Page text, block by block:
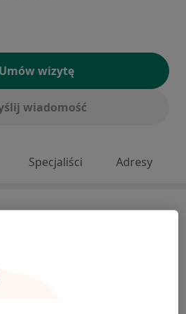
Umów wizytę
wiadomość
Specjaliści Adresy
Affidea Szydłówek jest drugą
która rozpoczęła swoją
roku. Jako nowoczesne
oferujemy szeroką gamę
magnetyczny oraz